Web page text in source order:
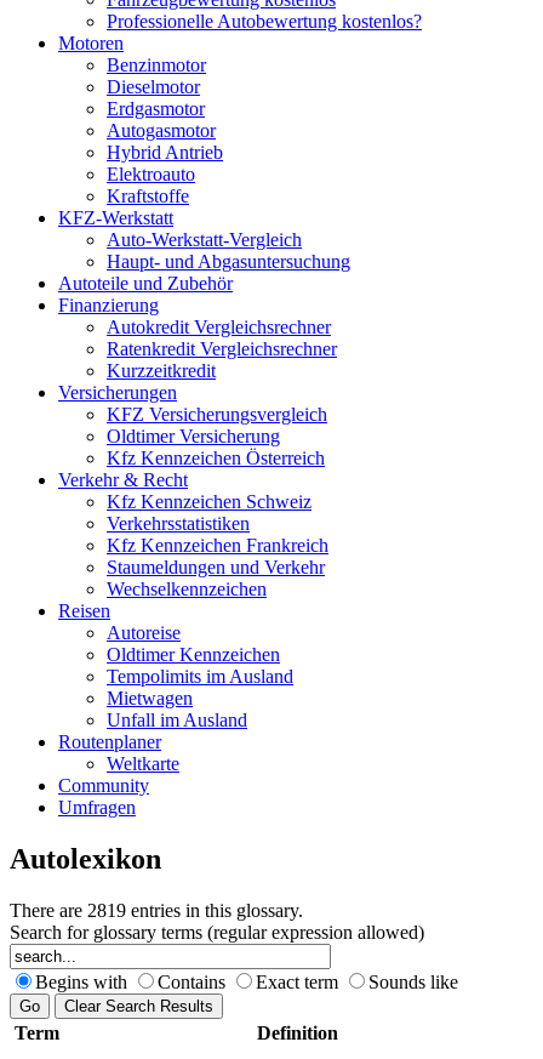
Professionelle Autobewertung kostenlos?
Motoren
Benzinmotor
Dieselmotor
Erdgasmotor
Autogasmotor
Hybrid Antrieb
Elektroauto
Kraftstoffe
KFZ-Werkstatt
Auto-Werkstatt-Vergleich
Haupt- und Abgasuntersuchung
Autoteile und Zubehör
Finanzierung
Autokredit Vergleichsrechner
Ratenkredit Vergleichsrechner
Kurzzeitkredit
Versicherungen
KFZ Versicherungsvergleich
Oldtimer Versicherung
Kfz Kennzeichen Österreich
Verkehr & Recht
Kfz Kennzeichen Schweiz
Verkehrsstatistiken
Kfz Kennzeichen Frankreich
Staumeldungen und Verkehr
Wechselkennzeichen
Reisen
Autoreise
Oldtimer Kennzeichen
Tempolimits im Ausland
Mietwagen
Unfall im Ausland
Routenplaner
Weltkarte
Community
Umfragen
Autolexikon
There are 2819 entries in this glossary.
Search for glossary terms (regular expression allowed)
Begins with Contains Exact term Sounds like
Term Definition